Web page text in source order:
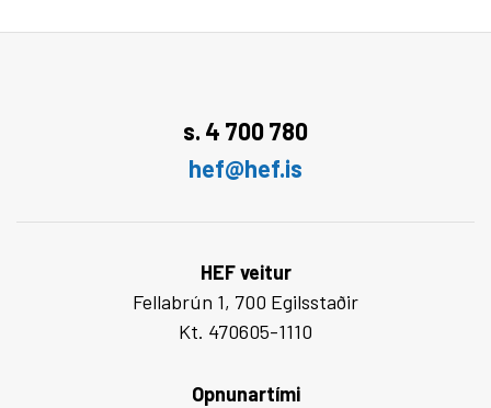
s. 4 700 780
hef@hef.is
HEF veitur
Fellabrún 1, 700 Egilsstaðir
Kt. 470605-1110
Opnunartími